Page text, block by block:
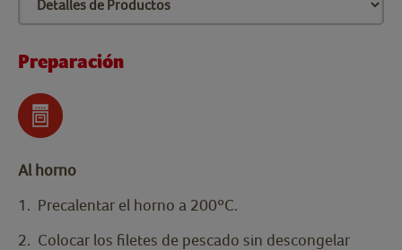
Preparación
Al horno
1. Precalentar el horno a 200ºC.
2. Colocar los filetes de pescado sin descongelar